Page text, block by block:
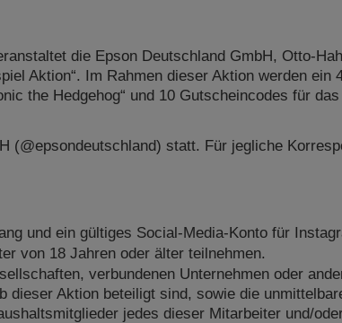
die Epson Deutschland GmbH, Otto-
Aktion“. Im Rahmen dieser Aktion werden ein
the Hedgehog“ und 10 Gutscheincodes für das
(@epsondeutschland) statt. Für jegliche
und ein gültiges Social-Media-Konto für
von 18 Jahren oder älter teilnehmen.
verbundenen Unternehmen oder
dieser Aktion beteiligt sind, sowie die
jedes dieser Mitarbeiter und/